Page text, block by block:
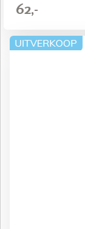
62,-